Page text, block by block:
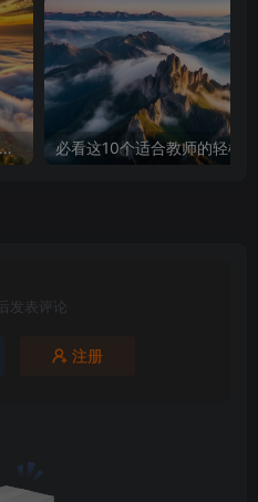
揭秘适合大学生的100个副业项目，让你轻松赚钱！
发表评论
注册